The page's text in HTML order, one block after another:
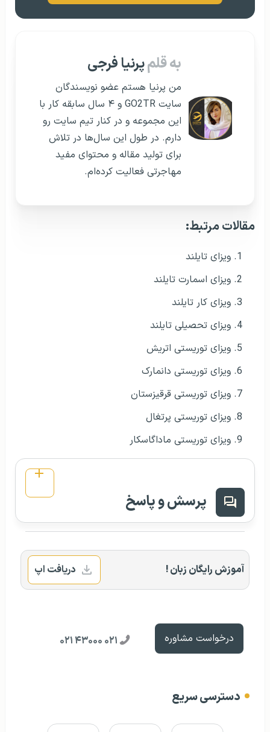
به قلمپرنیا فرجی
من پرنیا هستم عضو نویسندگان
سایت GO2TR و ۴ سال سابقه کار با
این مجموعه و در کنار تیم سایت رو
دارم. در طول این سال‌ها در تلاش
برای تولید مقاله و محتوای مفید
مهاجرتی فعالیت کرده‌ام.
مقالات مرتبط:
ویزای تایلند
ویزای اسمارت تایلند
ویزای کار تایلند
ویزای تحصیلی تایلند
ویزای توریستی اتریش
ویزای توریستی دانمارک
ویزای توریستی قرقیزستان
ویزای توریستی پرتغال
ویزای توریستی ماداگاسکار
پرسش و پاسخ
آموزش رایگان زبان ! دریافت اپ
درخواست مشاوره ۰۲۱ ۴۳۰۰۰ ۰۲۱
دسترسی سریع